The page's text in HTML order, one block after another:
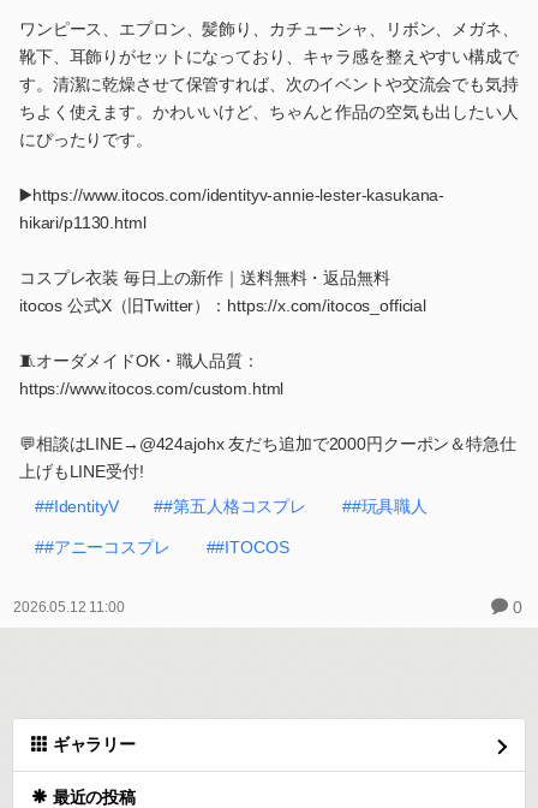
ワンピース、エプロン、髪飾り、カチューシャ、リボン、メガネ、
靴下、耳飾りがセットになっており、キャラ感を整えやすい構成で
す。清潔に乾燥させて保管すれば、次のイベントや交流会でも気持
ちよく使えます。かわいいけど、ちゃんと作品の空気も出したい人
にぴったりです。
▶️https://www.itocos.com/identityv-annie-lester-kasukana-
hikari/p1130.html
コスプレ衣装 毎日上の新作｜送料無料・返品無料
itocos 公式X（旧Twitter）：https://x.com/itocos_official
🧵オーダメイドOK・職人品質：
https://www.itocos.com/custom.html
💬相談はLINE→@424ajohx 友だち追加で2000円クーポン＆特急仕
上げもLINE受付!
##IdentityV
##第五人格コスプレ ##玩具職人
##アニーコスプレ ##ITOCOS
2026.05.12 11:00 0
ギャラリー
最近の投稿